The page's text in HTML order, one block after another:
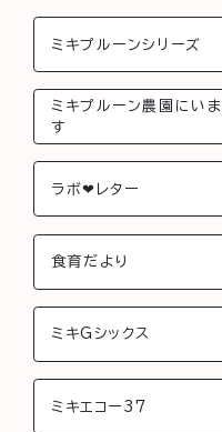
ミキプルーンシリーズ
ミキプルーン農園にいま
す
ラボ❤︎レター
食育だより
ミキGシックス
ミキエコー37